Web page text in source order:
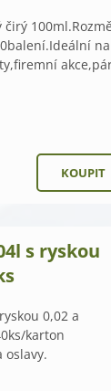
na
s ryskou
0,02 a
karton
oslavy.